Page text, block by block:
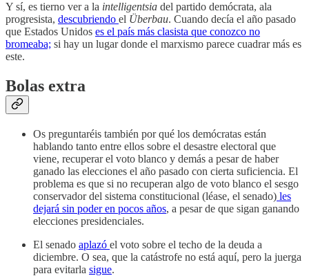
Y sí, es tierno ver a la intelligentsia del partido demócrata, ala
progresista, descubriendo el Überbau. Cuando decía el año pasado
que Estados Unidos es el país más clasista que conozco no
bromeaba; si hay un lugar donde el marxismo parece cuadrar más es
este.
Bolas extra
Os preguntaréis también por qué los demócratas están
hablando tanto entre ellos sobre el desastre electoral que
viene, recuperar el voto blanco y demás a pesar de haber
ganado las elecciones el año pasado con cierta suficiencia. El
problema es que si no recuperan algo de voto blanco el sesgo
conservador del sistema constitucional (léase, el senado) les
dejará sin poder en pocos años, a pesar de que sigan ganando
elecciones presidenciales.
El senado aplazó el voto sobre el techo de la deuda a
diciembre. O sea, que la catástrofe no está aquí, pero la juerga
para evitarla sigue.